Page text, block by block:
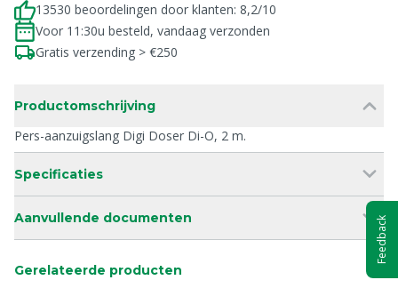
13530 beoordelingen door klanten: 8,2/10
Voor 11:30u besteld, vandaag verzonden
Gratis verzending > €250
Productomschrijving
Pers-aanzuigslang Digi Doser Di-O, 2 m.
Specificaties
Aanvullende documenten
Gerelateerde producten
Feedback